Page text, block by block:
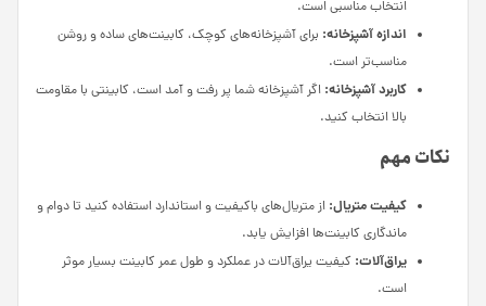
انتخاب مناسبی است.
اندازه آشپزخانه: برای آشپزخانه‌های کوچک، کابینت‌های ساده و روشن
مناسب‌تر است.
کاربرد آشپزخانه: اگر آشپزخانه شما پر رفت و آمد است، کابینتی با مقاومت
بالا انتخاب کنید.
نکات مهم
کیفیت متریال: از متریال‌های باکیفیت و استاندارد استفاده کنید تا دوام و
ماندگاری کابینت‌ها افزایش یابد.
یراق‌آلات: کیفیت یراق‌آلات در عملکرد و طول عمر کابینت بسیار موثر
است.